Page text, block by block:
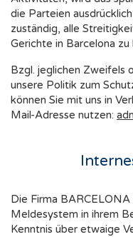
die Parteien
zuständig, alle
Gerichte in Barcelona zu
Bzgl. jeglichen Zweifels
unsere Politik zum
können Sie mit uns in
Mail-Adresse nutzen:
Die Firma BARCELONA
Meldesystem in ihrem
Kenntnis über etwaige